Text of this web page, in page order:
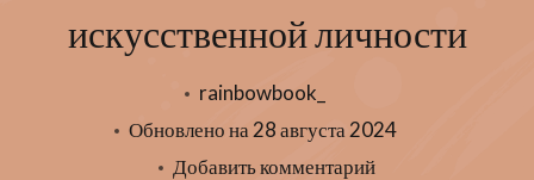
искусственной личности
rainbowbook_
Обновлено на 28 августа 2024
Добавить комментарийк